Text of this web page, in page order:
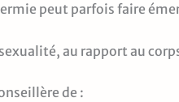
peut parfois faire
au rapport au
de :